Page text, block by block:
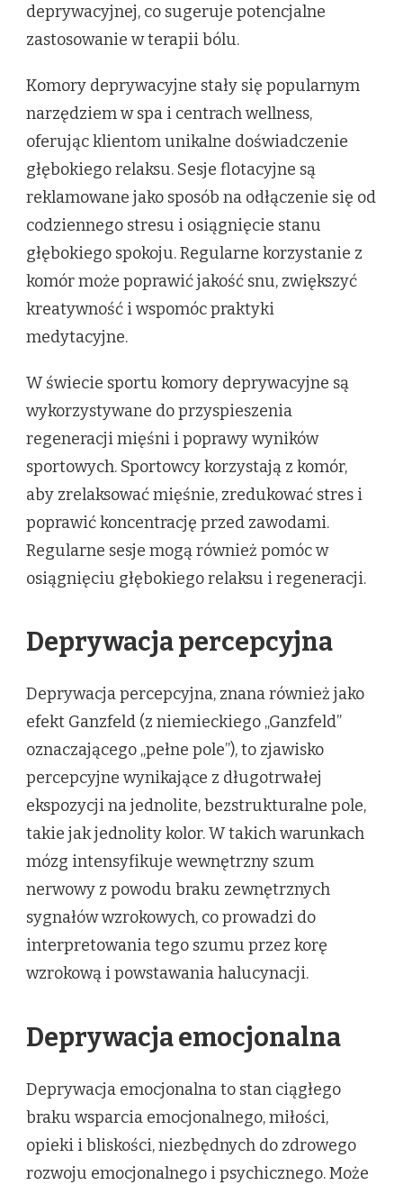
deprywacyjnej, co sugeruje potencjalne
zastosowanie w terapii bólu.
Komory deprywacyjne stały się popularnym
narzędziem w spa i centrach wellness,
oferując klientom unikalne doświadczenie
głębokiego relaksu. Sesje flotacyjne są
reklamowane jako sposób na odłączenie się od
codziennego stresu i osiągnięcie stanu
głębokiego spokoju. Regularne korzystanie z
komór może poprawić jakość snu, zwiększyć
kreatywność i wspomóc praktyki
medytacyjne.
W świecie sportu komory deprywacyjne są
wykorzystywane do przyspieszenia
regeneracji mięśni i poprawy wyników
sportowych. Sportowcy korzystają z komór,
aby zrelaksować mięśnie, zredukować stres i
poprawić koncentrację przed zawodami.
Regularne sesje mogą również pomóc w
osiągnięciu głębokiego relaksu i regeneracji.
Deprywacja percepcyjna
Deprywacja percepcyjna, znana również jako
efekt Ganzfeld (z niemieckiego „Ganzfeld”
oznaczającego „pełne pole”), to zjawisko
percepcyjne wynikające z długotrwałej
ekspozycji na jednolite, bezstrukturalne pole,
takie jak jednolity kolor. W takich warunkach
mózg intensyfikuje wewnętrzny szum
nerwowy z powodu braku zewnętrznych
sygnałów wzrokowych, co prowadzi do
interpretowania tego szumu przez korę
wzrokową i powstawania halucynacji.
Deprywacja emocjonalna
Deprywacja emocjonalna to stan ciągłego
braku wsparcia emocjonalnego, miłości,
opieki i bliskości, niezbędnych do zdrowego
rozwoju emocjonalnego i psychicznego. Może